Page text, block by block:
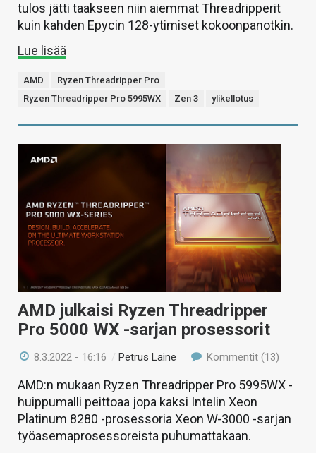
tulos jätti taakseen niin aiemmat Threadripperit
kuin kahden Epycin 128-ytimiset kokoonpanotkin.
Lue lisää
AMD
Ryzen Threadripper Pro
Ryzen Threadripper Pro 5995WX
Zen 3 ylikellotus
AMD julkaisi Ryzen Threadripper
Pro 5000 WX -sarjan prosessorit
8.3.2022 - 16:16 / Petrus Laine Kommentit (13)
AMD:n mukaan Ryzen Threadripper Pro 5995WX -
huippumalli peittoaa jopa kaksi Intelin Xeon
Platinum 8280 -prosessoria Xeon W-3000 -sarjan
työasemaprosessoreista puhumattakaan.